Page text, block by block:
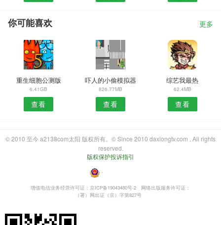
你可能喜欢 更多
重生细胞公测版
6.41GB
查看
吓人的小偷模拟器
826.77MB
查看
综艺我最热
62.4MB
查看
© 2010 至今 a2138com太阳 版权所有。© Since 2010 daxiongtv.com . All rights
reserved.
版权保护投诉指引
・
增值电信业务经营许可证：京ICP备19043480号-2
网络出版服务许可证：
（署）网出证（京）字第827号